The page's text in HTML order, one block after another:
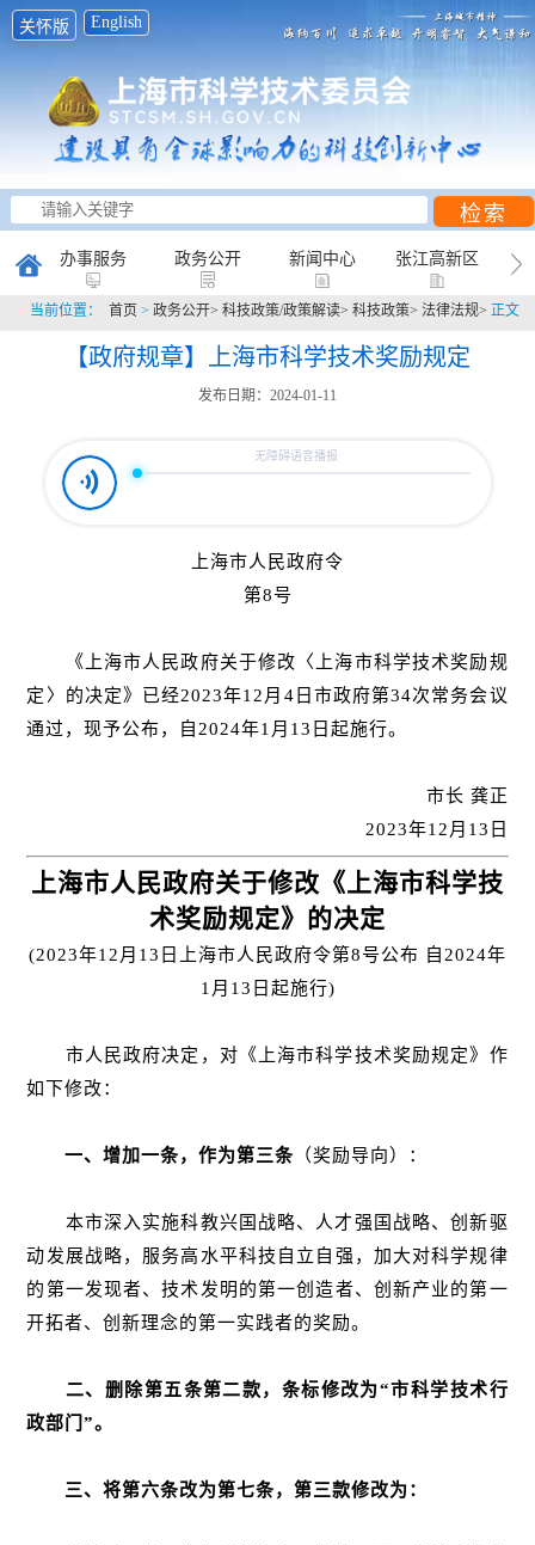
关怀版 English
办事服务 政务公开 新闻中心 张江高新区
创新研究 科普天地 互动平台
当前位置： 首页 > 政务公开> 科技政策/政策解读> 科技政策> 法律法规> 正文
【政府规章】上海市科学技术奖励规定
发布日期：2024-01-11
上海市人民政府令
第8号
《上海市人民政府关于修改〈上海市科学技术奖励规
定〉的决定》已经2023年12月4日市政府第34次常务会议
通过，现予公布，自2024年1月13日起施行。
市长 龚正
2023年12月13日
上海市人民政府关于修改《上海市科学技
术奖励规定》的决定
(2023年12月13日上海市人民政府令第8号公布 自2024年
1月13日起施行)
市人民政府决定，对《上海市科学技术奖励规定》作
如下修改：
一、增加一条，作为第三条 （奖励导向）：
本市深入实施科教兴国战略、人才强国战略、创新驱
动发展战略，服务高水平科技自立自强，加大对科学规律
的第一发现者、技术发明的第一创造者、创新产业的第一
开拓者、创新理念的第一实践者的奖励。
二、删除第五条第二款，条标修改为“市科学技术行
政部门”。
三、将第六条改为第七条，第三款修改为：